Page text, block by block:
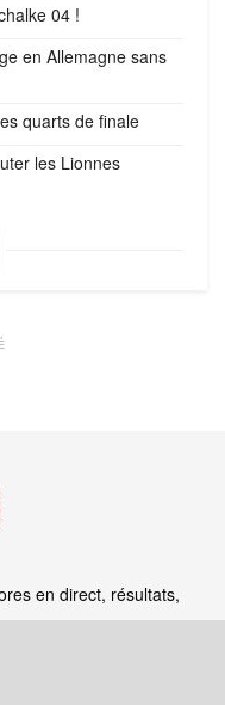
04 !
en Allemagne sans
quarts de finale
les Lionnes
en direct, résultats,